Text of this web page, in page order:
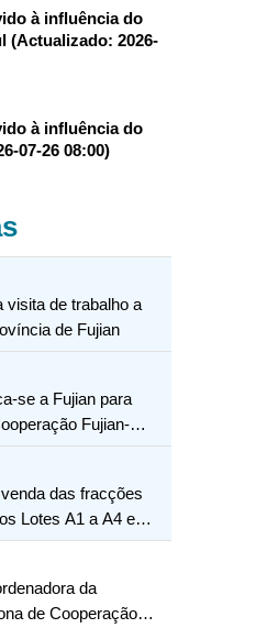
à influência do
(Actualizado: 2026-
à influência do
07-26 08:00)
visita de trabalho a
de Fujian
se a Fujian para
Fujian-
das fracções
Lotes A1 a A4 e
Aterros
da
de Cooperação